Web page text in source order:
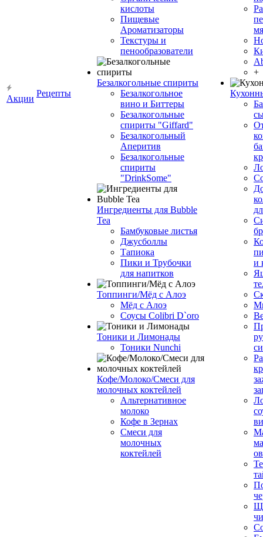
Акции
Рецепты
кислоты
Пищевые
Ароматизаторы
Текстуры и
пенообразователи
Безалкогольные спириты
Безалкогольное
вино и Биттеры
Безалкогольные
спириты "Giffard"
Безалкогольный
Аперитив
Безалкогольные
спириты
"DrinkSome"
Ингредиенты для Bubble
Tea
Бамбуковые листья
Джусболлы
Тапиока
Пики и Трубочки
для напитков
Топпинги/Мёд с Алоэ
Мёд с Алоэ
Соусы Colibri D`oro
Тоники и Лимонады
Тоники Nunchi
Кофе/Молоко/Смеси для
молочных коктейлей
Альтернативное
молоко
Кофе в Зернах
Смеси для
молочных
коктейлей
+
и